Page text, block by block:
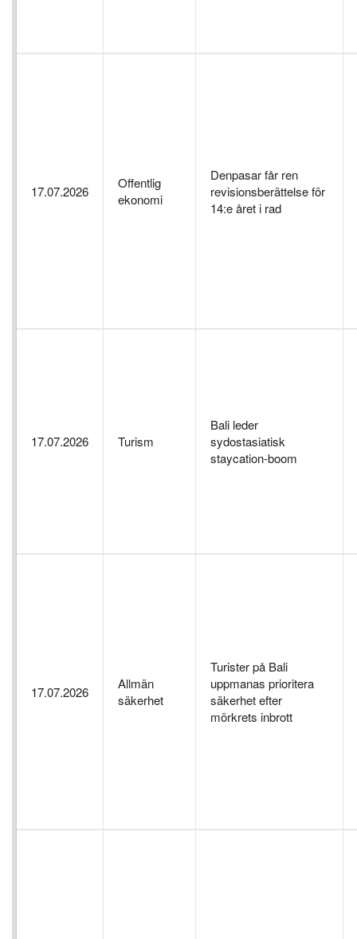
17.07.2026
Offentlig
ekonomi
Denpasar får ren
revisionsberättelse för
14:e året i rad
17.07.2026 Turism
Bali leder
sydostasiatisk
staycation-boom
17.07.2026
Allmän
säkerhet
Turister på Bali
uppmanas prioritera
säkerhet efter
mörkrets inbrott